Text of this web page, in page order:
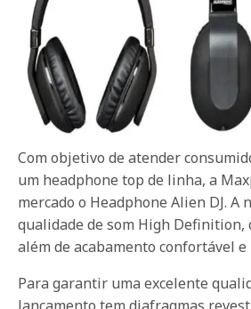
Com objetivo de atender
um headphone top de linha, a
mercado o Headphone Alien DJ. A
qualidade de som High Definition,
além de acabamento confortável e
Para garantir uma excelente